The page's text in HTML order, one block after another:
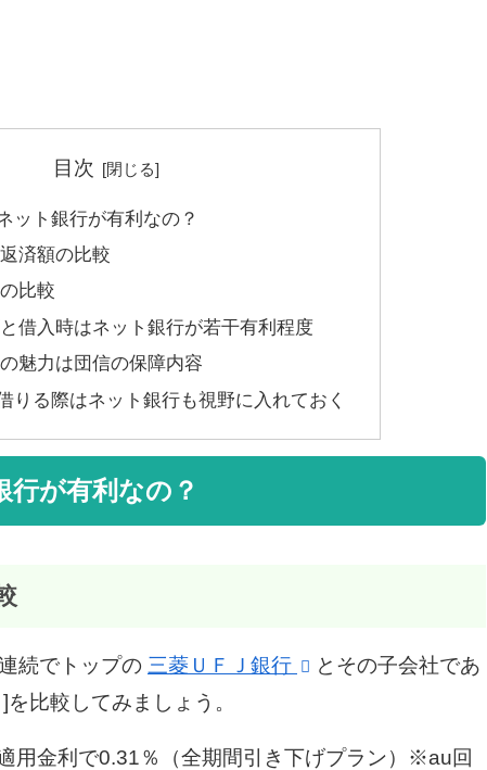
目次
ット銀行が有利なの？
済額の比較
比較
借入時はネット銀行が若干有利程度
魅力は団信の保障内容
りる際はネット銀行も視野に入れておく
が有利なの？
続でトップの 三菱ＵＦＪ銀行
とその子会社であ
比較してみましょう。
用金利で0.31％（全期間引き下げプラン）※au回